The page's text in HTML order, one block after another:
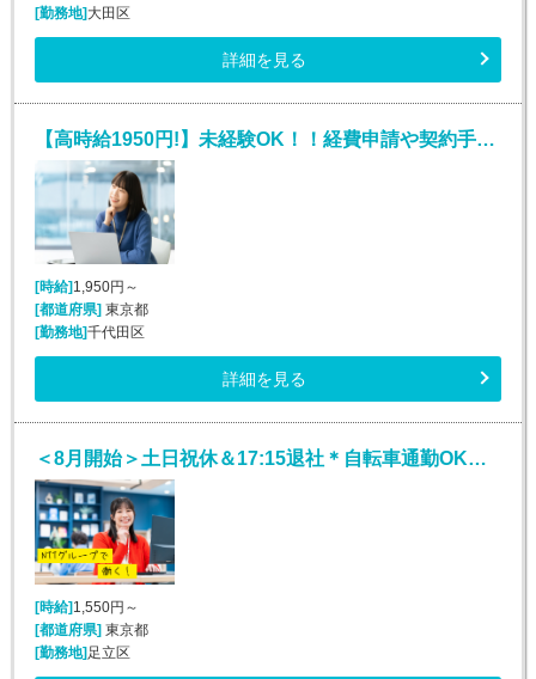
[勤務地]大田区
詳細を見る
【高時給1950円!】未経験OK！！経費申請や契約手続きなど*ユニット秘書
[時給] 1,950円～
[都道府県] 東京都
[勤務地]千代田区
詳細を見る
＜8月開始＞土日祝休＆17:15退社＊自転車通勤OK！NTTコールセンター＠綾瀬
[時給] 1,550円～
[都道府県] 東京都
[勤務地] 足立区